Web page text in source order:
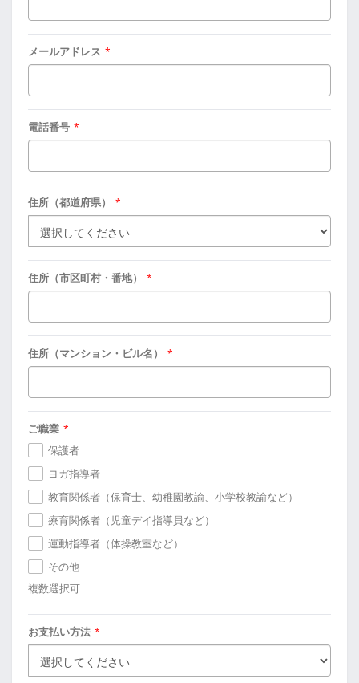
メールアドレス *
電話番号 *
住所（都道府県） *
住所（市区町村・番地） *
住所（マンション・ビル名） *
ご職業 *
保護者
ヨガ指導者
教育関係者（保育士、幼稚園教諭、小学校教諭など）
療育関係者（児童デイ指導員など）
運動指導者（体操教室など）
その他
複数選択可
お支払い方法 *